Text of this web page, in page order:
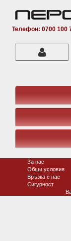
Телефон: 0700 100
За нас
Общи условия
Връзка с нас
Сигурност